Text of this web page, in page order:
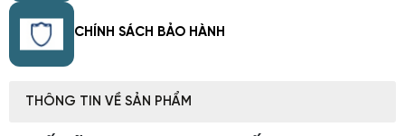
CHÍNH SÁCH BẢO HÀNH
THÔNG TIN VỀ SẢN PHẨM